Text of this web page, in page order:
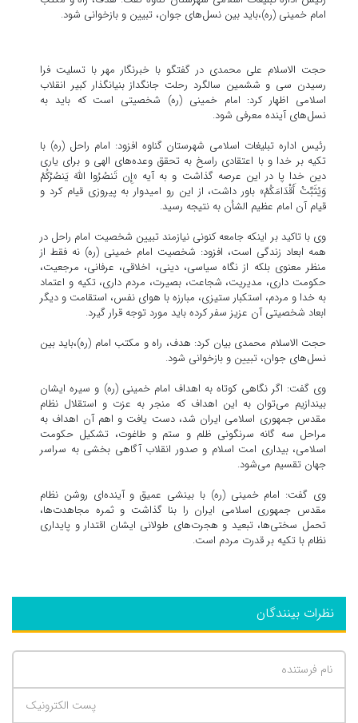
امام خمینی (ره)،باید بین نسل‌های جوان، تبیین و بازخوانی شود.
حجت الاسلام علی محمدی در گفتگو با خبرنگار مهر با تسلیت فرا
رسیدن سی و ششمین سالگرد رحلت جانگداز بنیانگذار کبیر انقلاب
اسلامی اظهار کرد: امام خمینی (ره) شخصیتی است که باید به
نسل‌های آینده معرفی شود.
رئیس اداره تبلیغات اسلامی شهرستان گناوه افزود: امام راحل (ره) با
تکیه بر خدا و با اعتقادی راسخ به تحقق وعده‌های الهی و برای یاری
دین خدا پا در این عرصه گذاشت و به آیه «إِن تَنصُرُوا اللَّهَ یَنصُرْکُمْ
وَیُثَبِّتْ أَقْدَامَکُمْ» باور داشت، از این رو امیدوار به پیروزی قیام کرد و
قیام آن امام عظیم الشأن به نتیجه رسید.
وی با تاکید بر اینکه جامعه کنونی نیازمند تبیین شخصیت امام راحل در
همه ابعاد زندگی است، افزود: شخصیت امام خمینی (ره) نه فقط از
منظر معنوی بلکه از نگاه سیاسی، دینی، اخلاقی، عرفانی، مرجعیت،
حکومت داری، مدیریت، شجاعت، بصیرت، مردم داری، تکیه و اعتماد
به خدا و مردم، استکبار ستیزی، مبارزه با هوای نفس، استقامت و دیگر
ابعاد شخصیتی آن عزیز سفر کرده باید مورد توجه قرار گیرد.
حجت الاسلام محمدی بیان کرد: هدف، راه و مکتب امام (ره)،باید بین
نسل‌های جوان، تبیین و بازخوانی شود.
وی گفت: اگر نگاهی کوتاه به اهداف امام خمینی (ره) و سیره ایشان
بیندازیم می‌توان به این اهداف که منجر به عزت و استقلال نظام
مقدس جمهوری اسلامی ایران شد، دست یافت و اهم آن اهداف به
مراحل سه گانه سرنگونی ظلم و ستم و طاغوت، تشکیل حکومت
اسلامی، بیداری امت اسلام و صدور انقلاب آگاهی بخشی به سراسر
جهان تقسیم می‌شود.
وی گفت: امام خمینی (ره) با بینشی عمیق و آینده‌ای روشن نظام
مقدس جمهوری اسلامی ایران را بنا گذاشت و ثمره مجاهدت‌ها،
تحمل سختی‌ها، تبعید و هجرت‌های طولانی ایشان اقتدار و پایداری
نظام با تکیه بر قدرت مردم است.
نظرات بینندگان